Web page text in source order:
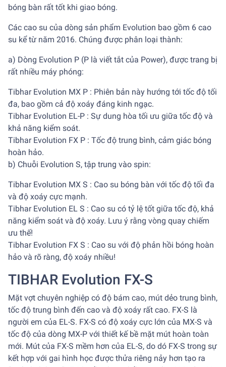
bóng bàn rất tốt khi giao bóng.
Các cao su của dòng sản phẩm Evolution bao gồm 6 cao
su kể từ năm 2016. Chúng được phân loại thành:
a) Dòng Evolution P (P là viết tắt của Power), được trang bị
rất nhiều máy phóng:
Tibhar Evolution MX P : Phiên bản này hướng tới tốc độ tối
đa, bao gồm cả độ xoáy đáng kinh ngạc.
Tibhar Evolution EL-P : Sự dung hòa tối ưu giữa tốc độ và
khả năng kiểm soát.
Tibhar Evolution FX P : Tốc độ trung bình, cảm giác bóng
hoàn hảo.
b) Chuỗi Evolution S, tập trung vào spin:
Tibhar Evolution MX S : Cao su bóng bàn với tốc độ tối đa
và độ xoáy cực mạnh.
Tibhar Evolution EL S : Cao su có tỷ lệ tốt giữa tốc độ, khả
năng kiểm soát và độ xoáy. Lưu ý rằng vòng quay chiếm
ưu thế!
Tibhar Evolution FX S : Cao su với độ phản hồi bóng hoàn
hảo và rõ ràng, độ xoáy nhiều!
TIBHAR Evolution FX-S
Mặt vợt chuyên nghiệp có độ bám cao, mút dẻo trung bình,
tốc độ trung bình đến cao và độ xoáy rất cao. FX-S là
người em của EL-S. FX-S có độ xoáy cực lớn của MX-S và
tốc độ của dòng MX-P với thiết kế bề mặt mút hoàn toàn
mới. Mút của FX-S mềm hơn của EL-S, do dó FX-S trong sự
kết hợp với gai hình học được thửa riêng nảy hơn tạo ra